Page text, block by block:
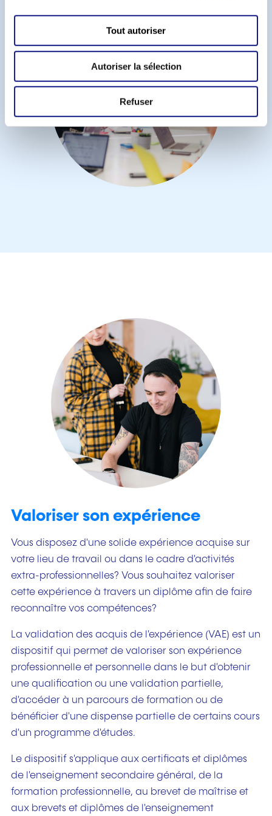
n
Tout autoriser
Autoriser la sélection
Refuser
Valoriser son expérience
Vous disposez d'une solide expérience acquise sur
votre lieu de travail ou dans le cadre d'activités
extra-professionnelles? Vous souhaitez valoriser
cette expérience à travers un diplôme afin de faire
reconnaître vos compétences?
La validation des acquis de l'expérience (VAE) est un
dispositif qui permet de valoriser son expérience
professionnelle et personnelle dans le but d'obtenir
une qualification ou une validation partielle,
d'accéder à un parcours de formation ou de
bénéficier d'une dispense partielle de certains cours
d'un programme d'études.
Le dispositif s'applique aux certificats et diplômes
de l'enseignement secondaire général, de la
formation professionnelle, au brevet de maîtrise et
aux brevets et diplômes de l'enseignement